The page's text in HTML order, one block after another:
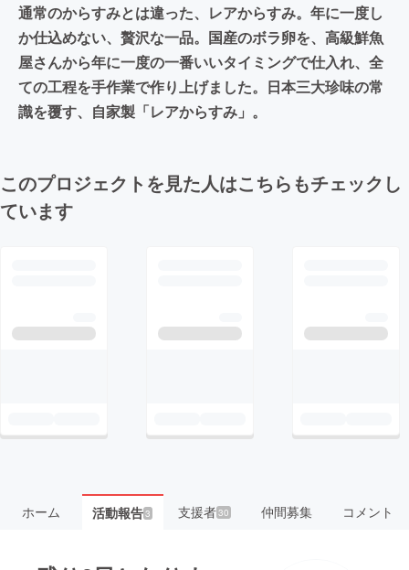
通常のからすみとは違った、レアからすみ。年に一度し
か仕込めない、贅沢な一品。国産のボラ卵を、高級鮮魚
屋さんから年に一度の一番いいタイミングで仕入れ、全
ての工程を手作業で作り上げました。日本三大珍味の常
識を覆す、自家製「レアからすみ」。
このプロジェクトを見た人はこちらもチェックし
ています
ホーム 活動報告3 支援者30 仲間募集 コメント